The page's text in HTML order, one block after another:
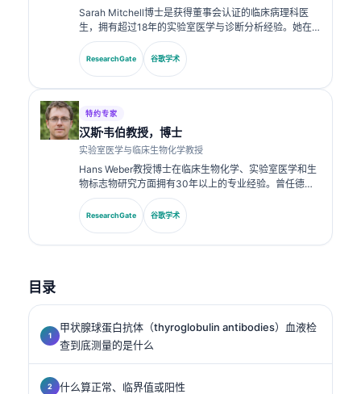
Sarah Mitchell博士是获得董事会认证的临床病理科医
生，拥有超过18年的实验室医学与诊断分析经验。她在
临床化学方面拥有专业认证，并在临床实践中就生物标志
物面板与实验室分析发表了大量研究成果。.
ResearchGate 谷歌学术
特约专家
汉斯·韦伯教授，博士
实验室医学与临床生物化学教授
Hans Weber教授博士在临床生物化学、实验室医学和生
物标志物研究方面拥有30年以上的专业经验。曾任德国
临床化学学会主席，他专注于诊断面板分析、生物标志物
标准化以及AI辅助的实验室医学。.
ResearchGate 谷歌学术
目录
甲状腺球蛋白抗体（thyroglobulin antibodies）血液检
查到底测量的是什么
什么算正常、临界值或阳性